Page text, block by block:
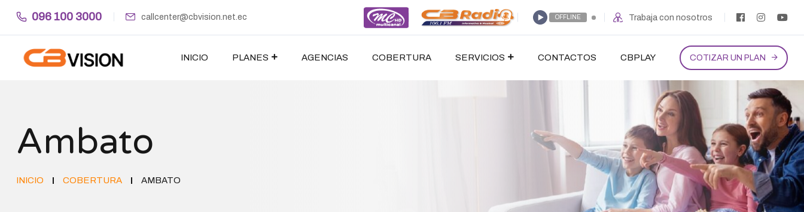
096 100 3000 callcenter@cbvision.net.ec OFFLINE Trabaja con nosotros
INICIO PLANES AGENCIAS COBERTURA SERVICIOS CONTACTOS CBPLAY COTIZAR UN PLAN
Ambato
INICIO COBERTURA AMBATO